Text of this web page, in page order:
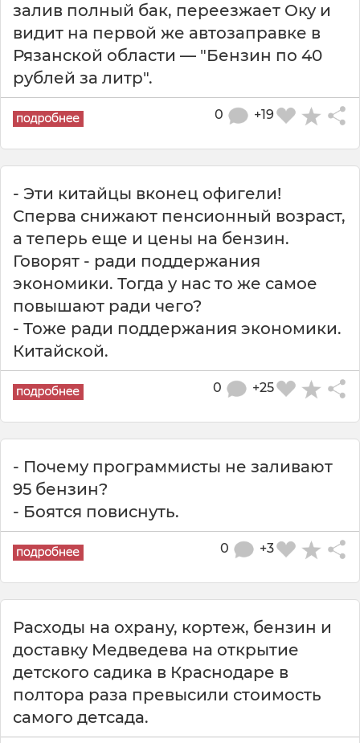
залив полный бак, переезжает Оку и
видит на первой же автозаправке в
Рязанской области — "Бензин по 40
рублей за литр".
+19
0
- Эти китайцы вконец офигели!
Сперва снижают пенсионный возраст,
а теперь еще и цены на бензин.
Говорят - ради поддержания
экономики. Тогда у нас то же самое
повышают ради чего?
- Тоже ради поддержания экономики.
Китайской.
+25
0
- Почему программисты не заливают
95 бензин?
- Боятся повиснуть.
+3
0
Расходы на охрану, кортеж, бензин и
доставку Медведева на открытие
детского садика в Краснодаре в
полтора раза превысили стоимость
самого детсада.